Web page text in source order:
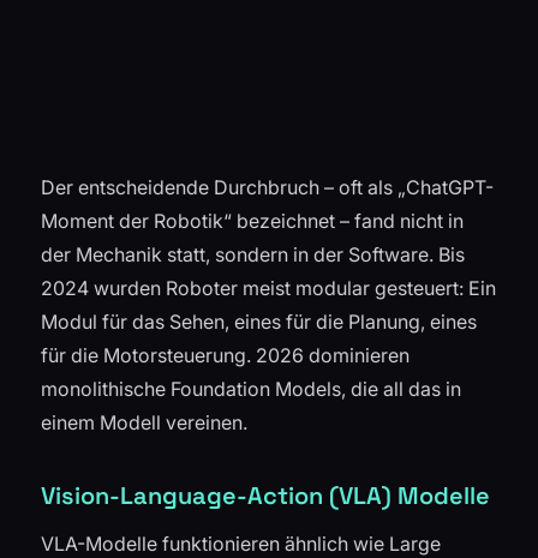
Der entscheidende Durchbruch – oft als „ChatGPT-
Moment der Robotik“ bezeichnet – fand nicht in
der Mechanik statt, sondern in der Software. Bis
2024 wurden Roboter meist modular gesteuert: Ein
Modul für das Sehen, eines für die Planung, eines
für die Motorsteuerung. 2026 dominieren
monolithische Foundation Models, die all das in
einem Modell vereinen.
Vision-Language-Action (VLA) Modelle
VLA-Modelle funktionieren ähnlich wie Large